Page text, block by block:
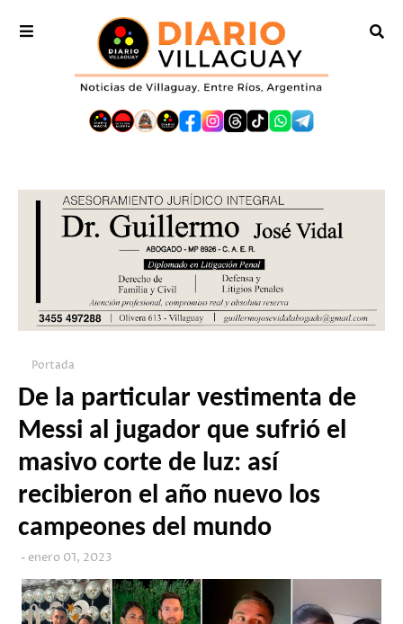
Portada
De la particular vestimenta de
Messi al jugador que sufrió el
masivo corte de luz: así
recibieron el año nuevo los
campeones del mundo
enero 01, 2023